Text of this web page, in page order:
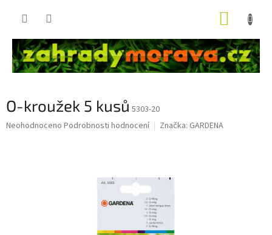
O-kroužek 5 kusů 5303-20
Průměrné
Neohodnoceno Podrobnosti hodnocení Značka: GARDENA